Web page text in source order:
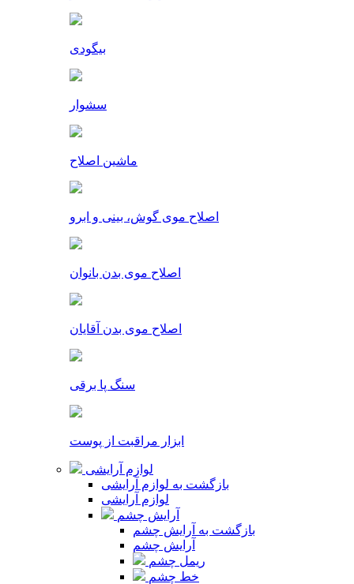
بیگودی
سشوار
ماشین اصلاح
اصلاح موی گوش، بینی و ابرو
اصلاح موی بدن بانوان
اصلاح موی بدن آقایان
سنگ پا برقی
ابزار مراقبت از پوست
لوازم آرایشی
بازگشت به لوازم آرایشی
لوازم آرایشی
آرایش چشم
بازگشت به آرایش چشم
آرایش چشم
ریمل چشم
خط چشم